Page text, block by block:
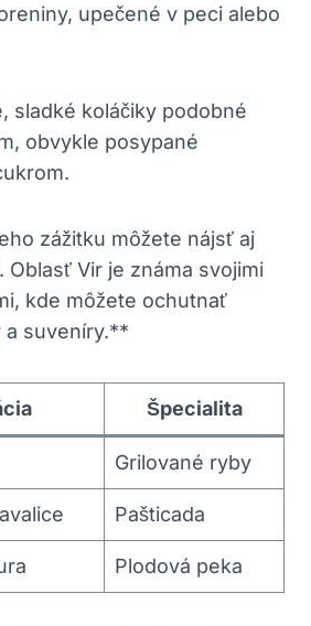
upečené v peci alebo
sladké koláčiky podobné
obvykle posypané
zážitku môžete nájsť aj
Oblasť Vir je známa svojimi
kde môžete ochutnať
a suveníry.**
Špecialita
Grilované ryby
Pašticada
Plodová peka